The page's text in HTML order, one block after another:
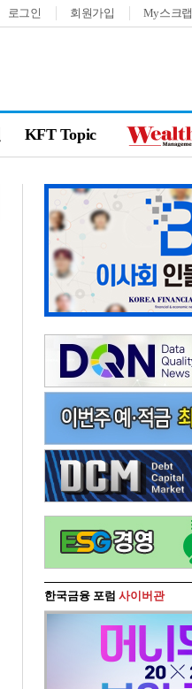
로그인 회원가입 My스크랩
KFT Topic
한국금융 포럼 사이버관